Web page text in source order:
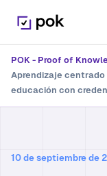
POK - Proof of
Aprendizaje
educación con
10 de septiembre de